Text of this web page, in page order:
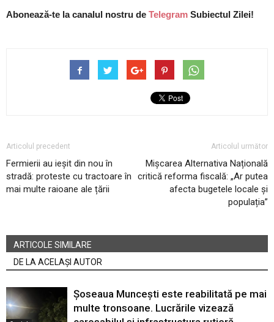
Abonează-te la canalul nostru de Telegram Subiectul Zilei!
Articolul precedent
Fermierii au ieșit din nou în
stradă: proteste cu tractoare în
mai multe raioane ale țării
Articolul următor
Mișcarea Alternativa Națională
critică reforma fiscală: „Ar putea
afecta bugetele locale și
populația”
ARTICOLE SIMILARE
DE LA ACELAȘI AUTOR
Șoseaua Muncești este reabilitată pe mai
multe tronsoane. Lucrările vizează